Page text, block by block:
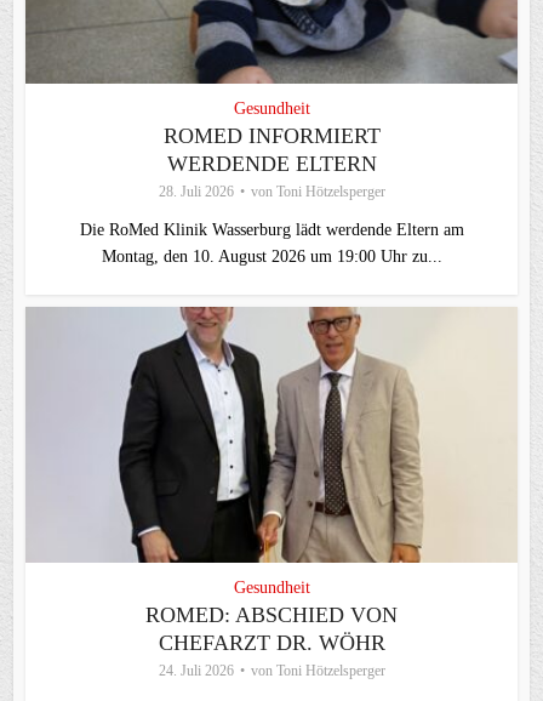
Gesundheit
ROMED INFORMIERT
WERDENDE ELTERN
28. Juli 2026 von Toni Hötzelsperger
Die RoMed Klinik Wasserburg lädt werdende Eltern am
Montag, den 10. August 2026 um 19:00 Uhr zu...
Gesundheit
ROMED: ABSCHIED VON
CHEFARZT DR. WÖHR
24. Juli 2026 von Toni Hötzelsperger